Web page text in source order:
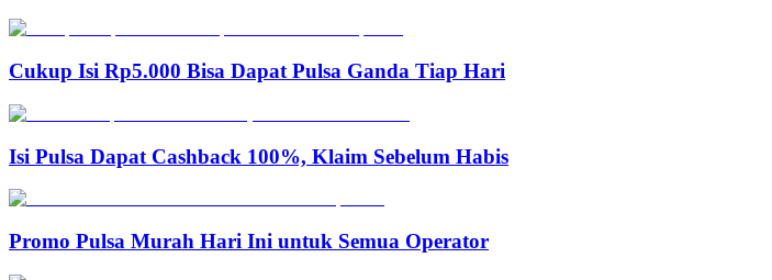
Cukup Isi Rp5.000 Bisa Dapat Pulsa Ganda Tiap Hari
Isi Pulsa Dapat Cashback 100%, Klaim Sebelum Habis
Promo Pulsa Murah Hari Ini untuk Semua Operator